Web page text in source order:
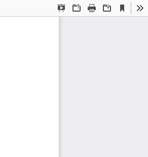
Presentation
OpenPrint Download
Current
View